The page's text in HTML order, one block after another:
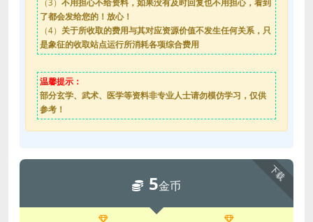
（3） 不用担心不给资料，如果没有及时回复也不用担心，看到
了都会发给您的！放心！
（4） 关于所收取的费用与其对应资源价值不发生任何关系，只
是象征的收取站点运行所消耗各项综合费用
温馨提示：
部分玄学、武术、医学等资料非专业人士请勿模仿学习，仅供
参考！
下载
5金币